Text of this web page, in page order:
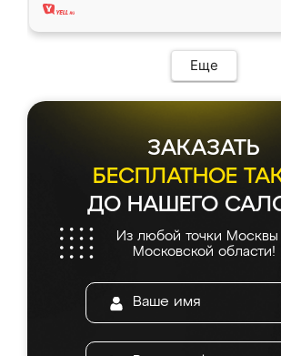
Еще
ЗАКАЗАТЬ
БЕСПЛАТНОЕ
ДО НАШЕГО
Из любой точки Москвы
Московской области!